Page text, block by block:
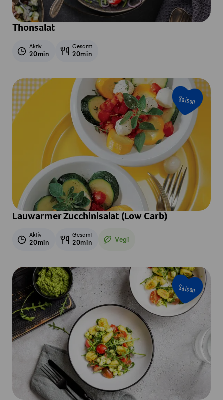
Thonsalat
Aktiv
20min
Gesamt
20min
Saison
Lauwarmer Zucchinisalat (Low Carb)
Aktiv
20min
Gesamt
20min Vegi
Vegetarisch
Saison